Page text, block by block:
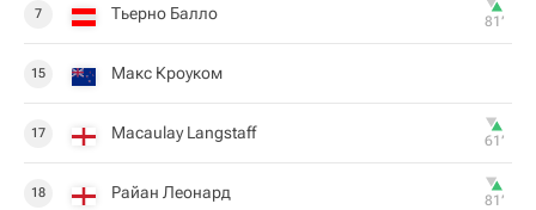
7 Тьерно Балло 81‎’‎
15 Макс Кроуком
17 Macaulay Langstaff 61‎’‎
18 Райан Леонард 81‎’‎